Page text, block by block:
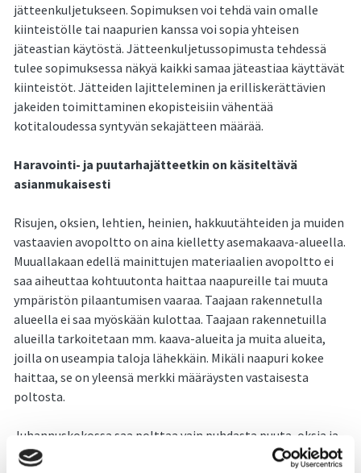
jätteenkuljetukseen. Sopimuksen voi tehdä vain omalle
kiinteistölle tai naapurien kanssa voi sopia yhteisen
jäteastian käytöstä. Jätteenkuljetussopimusta tehdessä
tulee sopimuksessa näkyä kaikki samaa jäteastiaa käyttävät
kiinteistöt. Jätteiden lajitteleminen ja erilliskerättävien
jakeiden toimittaminen ekopisteisiin vähentää
kotitaloudessa syntyvän sekajätteen määrää.
Haravointi- ja puutarhajätteetkin on käsiteltävä
asianmukaisesti
Risujen, oksien, lehtien, heinien, hakkuutähteiden ja muiden
vastaavien avopoltto on aina kielletty asemakaava-alueella.
Muuallakaan edellä mainittujen materiaalien avopoltto ei
saa aiheuttaa kohtuutonta haittaa naapureille tai muuta
ympäristön pilaantumisen vaaraa. Taajaan rakennetulla
alueella ei saa myöskään kulottaa. Taajaan rakennetuilla
alueilla tarkoitetaan mm. kaava-alueita ja muita alueita,
joilla on useampia taloja lähekkäin. Mikäli naapuri kokee
haittaa, se on yleensä merkki määräysten vastaisesta
poltosta.
Juhannuskokossa saa polttaa vain puhdasta puuta, oksia ja
risuja.